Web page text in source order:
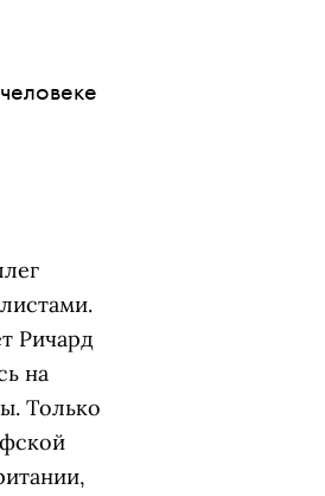
Ричард
на
Только